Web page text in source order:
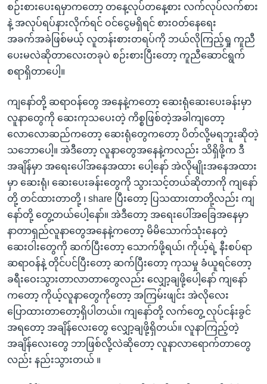
စဉ်းစားပေးရမှာကတော့ တနေ့လုပ်တနေ့စား လက်လုပ်လက်စား
နဲ့ အလုပ်ရပ်နားလိုက်ရင် ဝင်ငွေမရှိရင် စားဝတ်နေရေး
အခက်အခဲဖြစ်မယ့် လူတန်းစားတရပ်ကို ဘယ်လိုကြည့်ရှု ကူညီ
ပေးမလဲဆိုတာလေးတခုပဲ စဉ်းစားပြီးတော့ ကူညီဆောင်ရွက်
စရာရှိတာပေါ့။
ကျနော်တို့ ဆရာဝန်တွေ အနေနဲ့ကတော့ ဆေးရုံဆေးပေးခန်းမှာ
လူနာတွေကို ဆေးကုသပေးတဲ့ ကိစ္စဖြစ်တဲ့အခါကျတော့
လောလောဆည်ကတော့ ဆေးရုံတွေကတော့ ပိတ်လို့မရဘူးဆိုတဲ့
သဘောပေါ့။ အဲဒီတော့ လူနာတွေအနေနဲ့ကလည်း သိရှိဖို့က ဒီ
အချိန်မှာ အရေးပေါ်အနေအထား ပေါ့နော် အဲလိုမျိုးအနေအထား
မှာ ဆေးရုံ၊ ဆေးပေးခန်းတွေကို သွားသင့်တယ်ဆိုတာကို ကျနော်
တို့ တင်ထားတာတို့ ၊ share ပြီးတော့ ပြသထားတာတို့လည်း ကျ
နော်တို့ တွေ့တယ်ပေါ့နော်။ အဲဒီတော့ အရေးပေါ်အခြေအနေမှာ
နာတာရှည်လူနာတွေအနေနဲ့ကတော့ မိမိသောက်သုံးနေတဲ့
ဆေးဝါးတွေကို ဆက်ပြီးတော့ သောက်ဖို့ရယ်၊ ကိုယ့်ရဲ့ နီးစပ်ရာ
ဆရာဝန်နဲ့ တိုင်ပင်ပြီးတော့ ဆက်ပြီးတော့ ကုသမှု ခံယူရင်တော့
ခရီးဝေးသွားတာလာတာတွေလည်း လျှော့ချဖို့ပေါ့နော် ကျနော်
ကတော့ ကိုယ့်လူနာတွေကိုတော့ အကြမ်းဖျင်း အဲလိုလေး
ပြောထားတာတော့ရှိပါတယ်။ ကျနော်တို့ လက်တွေ့ လုပ်ငန်းခွင်
အရတော့ အချိန်လေးတွေ လျှော့ချဖို့ရှိတယ်။ လူနာကြည့်တဲ့
အချိန်လေးတွေ ဘာဖြစ်လို့လဲဆိုတော့ လူနာလာရောက်တာတွေ
လည်း နည်းသွားတယ် ။